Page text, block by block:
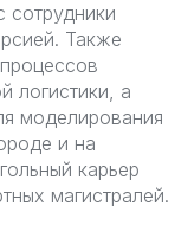
сотрудники
Также
логистики, а
моделирования
и на
карьер
магистралей.